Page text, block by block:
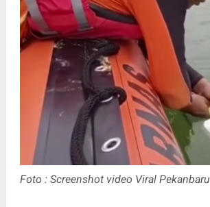
Foto : Screenshot video Viral Pekanbaru